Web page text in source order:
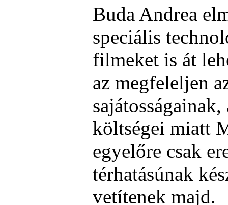
Buda Andrea
speciális
filmeket is át
az megfeleljen
költségei miatt
egyelőre csak
térhatásúnak
vetítenek majd.